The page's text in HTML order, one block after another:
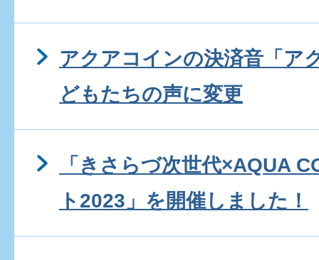
アクアコインの決済音「ア
どもたちの声に変更
「きさらづ次世代×AQUA
ト2023」を開催しました！